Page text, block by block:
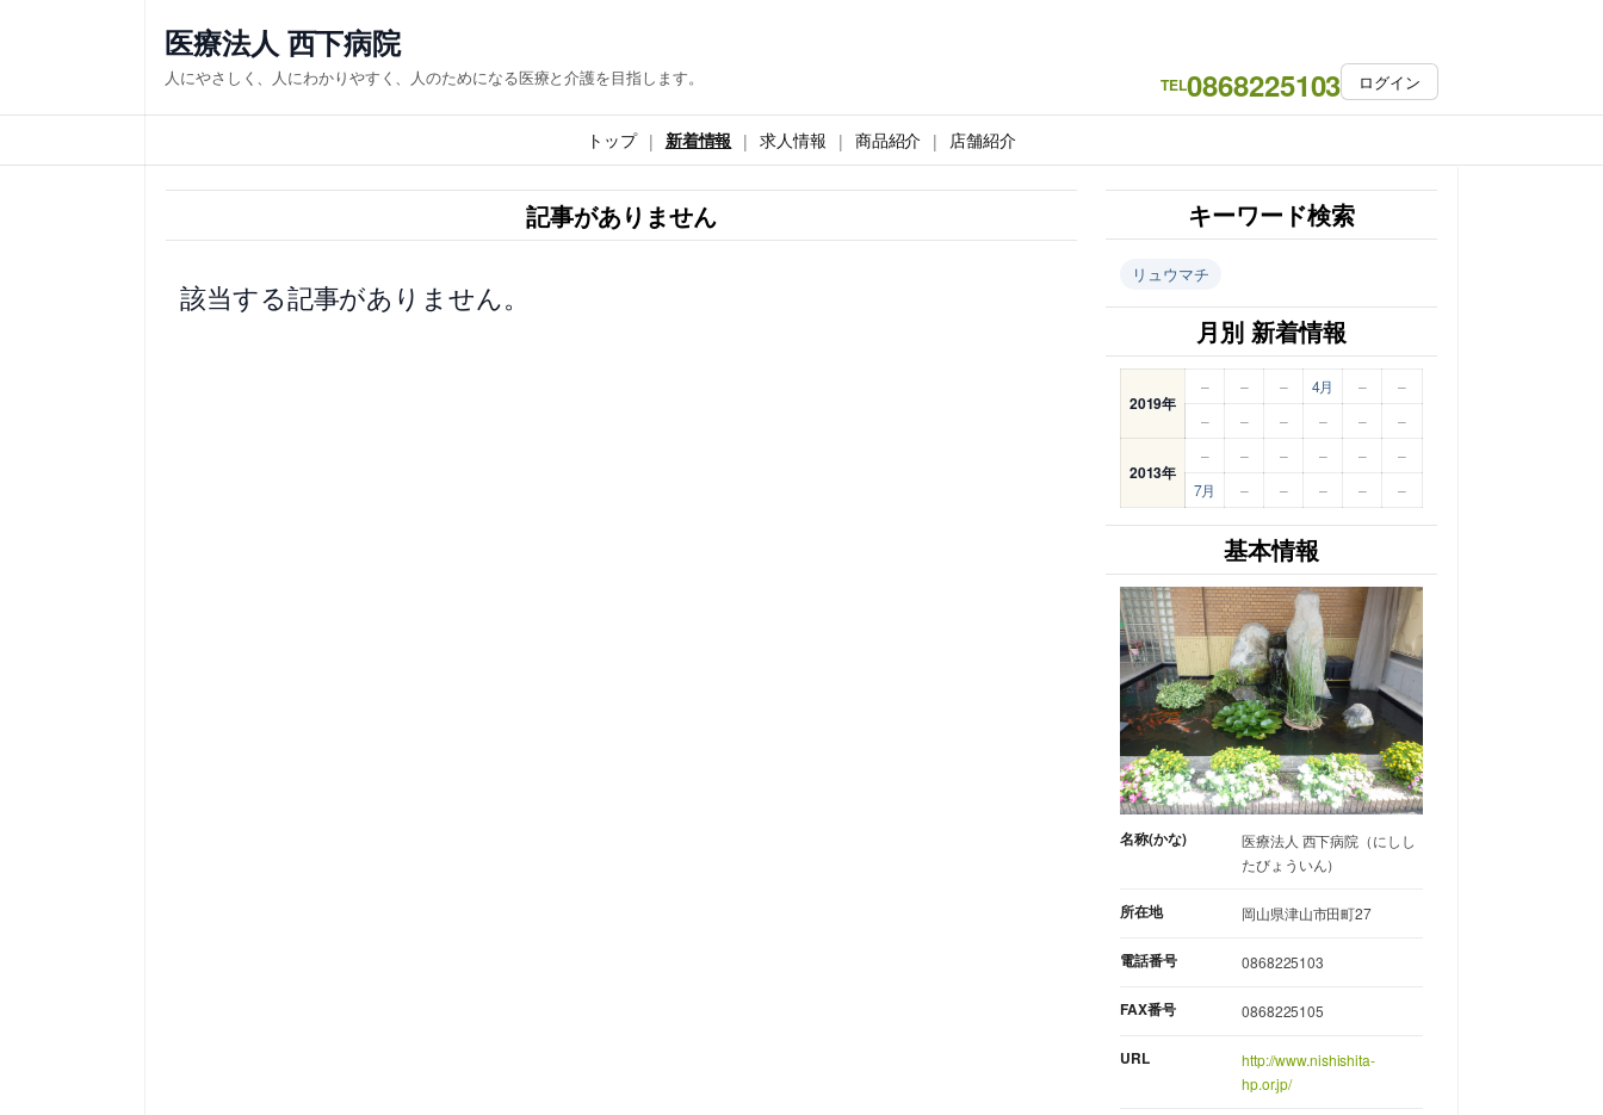
ス
キ
医療法人 西下病院
人にやさしく、人にわかりやすく、人のためになる医療と介護を目指します。 TEL0868225103 ログイン
トップ 新着情報 求人情報 商品紹介 店舗紹介
記事がありません
該当する記事がありません。
キーワード検索
リュウマチ
月別 新着情報
2019年
– – – 4月 –
–
–
– – – – –
2013年
– – – – –
–
7月
– – – – –
基本情報
名称(かな)
医療法人 西下病院（にしし
たびょういん）
所在地 岡山県津山市田町27
電話番号 0868225103
FAX番号 0868225105
URL
http://www.nishishita-
hp.or.jp/